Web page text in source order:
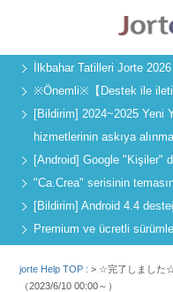
İlkbahar Tatilleri Jorte 2026
※Önemli※【Destek ile
[Bildirim] 2024~2025 Yeni
hizmetlerinin askıya
[Android] Google "Kişiler"
"Ca.Crea" serisinin
[Bildirim] Android 4.4
Premium ve ücretli
jorte Help TOP :> ☆完了しました
（2023/6/10 00:00～）